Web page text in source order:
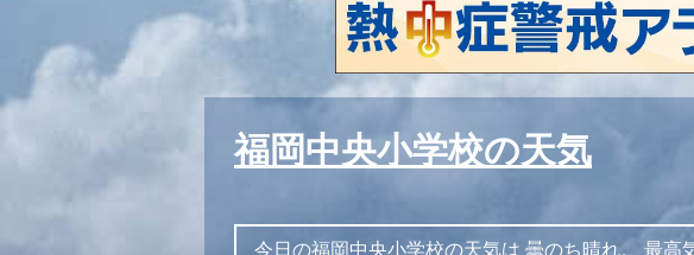
福岡中央小学校の天気
今日の福岡中央小学校の天気は 曇のち晴れ。 最高